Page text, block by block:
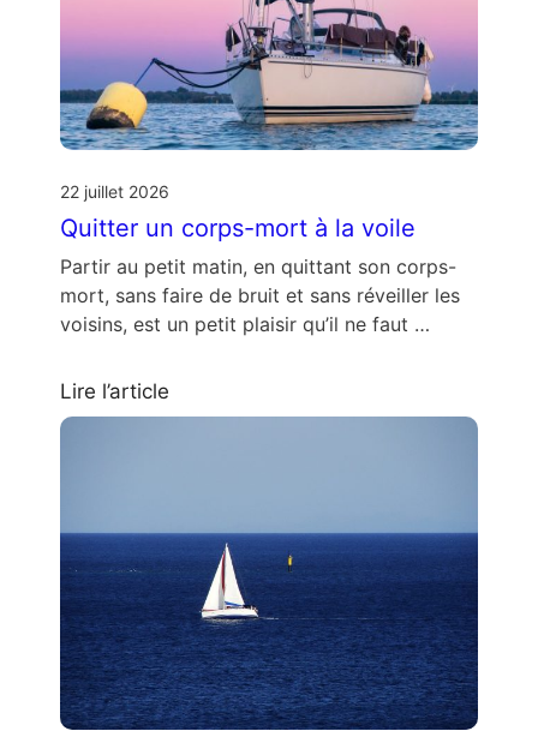
22 juillet 2026
Quitter un corps-mort à la voile
Partir au petit matin, en quittant son corps-
mort, sans faire de bruit et sans réveiller les
voisins, est un petit plaisir qu’il ne faut …
Lire l’article